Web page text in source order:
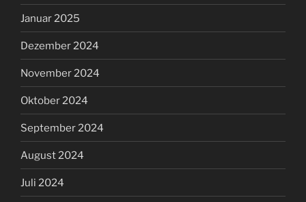
Januar 2025
Dezember 2024
November 2024
Oktober 2024
September 2024
August 2024
Juli 2024